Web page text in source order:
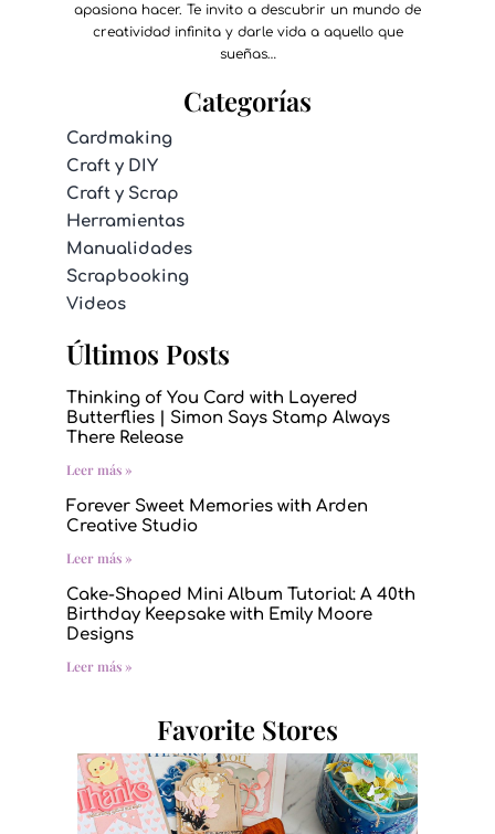
apasiona hacer. Te invito a descubrir un mundo de
creatividad infinita y darle vida a aquello que
sueñas…
Categorías
Cardmaking
Craft y DIY
Craft y Scrap
Herramientas
Manualidades
Scrapbooking
Videos
Últimos Posts
Thinking of You Card with Layered
Butterflies | Simon Says Stamp Always
There Release
Leer más »
Forever Sweet Memories with Arden
Creative Studio
Leer más »
Cake-Shaped Mini Album Tutorial: A 40th
Birthday Keepsake with Emily Moore
Designs
Leer más »
Favorite Stores